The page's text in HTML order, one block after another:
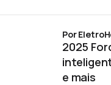
2025
e mais
por